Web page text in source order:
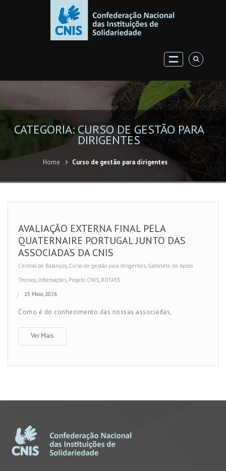
CATEGORIA: CURSO DE GESTÃO PARA
DIRIGENTES
Home Curso de gestão para dirigentes
AVALIAÇÃO EXTERNA FINAL PELA
QUATERNAIRE PORTUGAL JUNTO DAS
ASSOCIADAS DA CNIS
Central de Balanços, Curso de gestão para dirigentes, Gabinete de Apoio
Técnico, Informações, Projeto CNIS, ROTASS
15 Maio, 2026
Como é do conhecimento das nossas associadas,
Ver Mais